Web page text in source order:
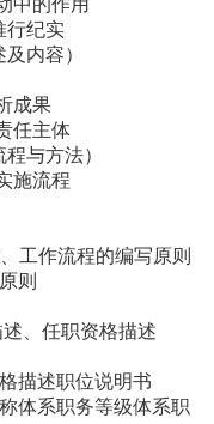
行纪实
内容）
成果
任主体
与方法）
施流程
工作流程的编写原则
则
、任职资格描述
描述职位说明书
体系职务等级体系职